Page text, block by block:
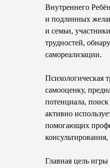
Внутреннего
и подлинных
и семьи,
трудностей,
самореализации.
Психологическая
самооценку,
потенциала,
активно
помогающих
Главная цель